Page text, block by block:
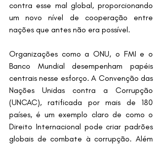
contra esse mal global, proporcionando
um novo nível de cooperação entre
nações que antes não era possível.
Organizações como a ONU, o FMI e o
Banco Mundial desempenham papéis
centrais nesse esforço. A Convenção das
Nações Unidas contra a Corrupção
(UNCAC), ratificada por mais de 180
países, é um exemplo claro de como o
Direito Internacional pode criar padrões
globais de combate à corrupção. Além